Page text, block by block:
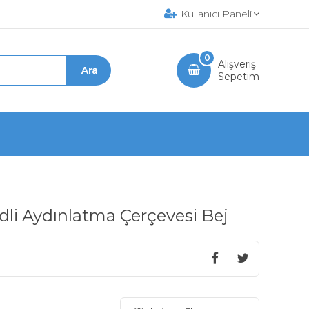
Kullanıcı Paneli
Alışveriş
Sepetim
0
Aydınlatma Çerçevesi Bej